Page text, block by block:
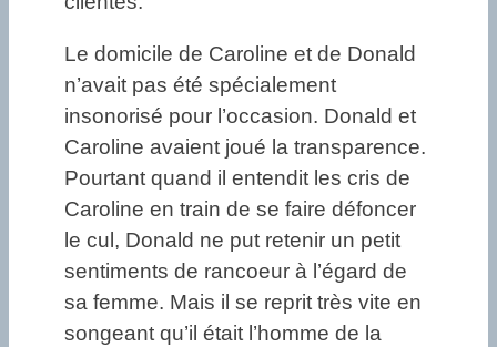
Le domicile de Caroline et de Donald
n’avait pas été spécialement
insonorisé pour l’occasion. Donald et
Caroline avaient joué la transparence.
Pourtant quand il entendit les cris de
Caroline en train de se faire défoncer
le cul, Donald ne put retenir un petit
sentiments de rancoeur à l’égard de
sa femme. Mais il se reprit très vite en
songeant qu’il était l’homme de la